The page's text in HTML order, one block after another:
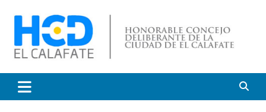
Honorable Concejo
Deliberante de El Calafate